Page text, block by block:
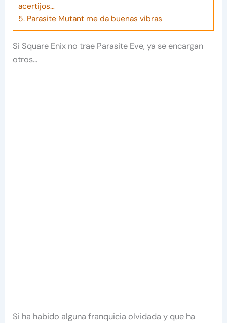
acertijos…
5. Parasite Mutant me da buenas vibras
Si Square Enix no trae Parasite Eve, ya se encargan
otros…
Si ha habido alguna franquicia olvidada y que ha